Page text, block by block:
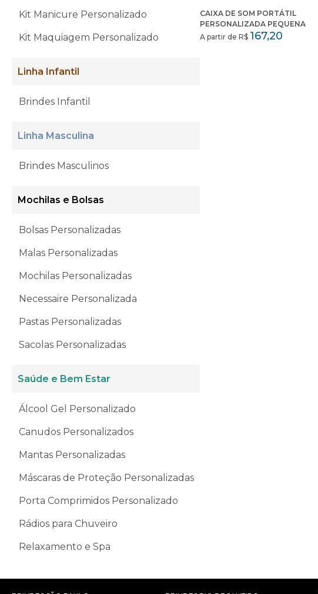
Kit Manicure Personalizado
Kit Maquiagem Personalizado
Linha Infantil
Brindes Infantil
Linha Masculina
Brindes Masculinos
Mochilas e Bolsas
Bolsas Personalizadas
Malas Personalizadas
Mochilas Personalizadas
Necessaire Personalizada
Pastas Personalizadas
Sacolas Personalizadas
Saúde e Bem Estar
Álcool Gel Personalizado
Canudos Personalizados
Mantas Personalizadas
Máscaras de Proteção Personalizadas
Porta Comprimidos Personalizado
Rádios para Chuveiro
Relaxamento e Spa
CAIXA DE SOM PORTÁTIL
PERSONALIZADA PEQUENA
A partir de R$ 167,20